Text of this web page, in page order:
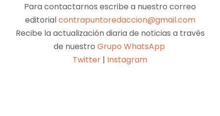
Para contactarnos escribe a nuestro correo
editorialcontrapuntoredaccion@gmail.com
Recibe la actualización diaria de noticias a través
de nuestro Grupo WhatsApp
Twitter | Instagram